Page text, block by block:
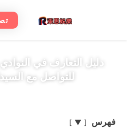
للتواصل مع
فهرس ▼